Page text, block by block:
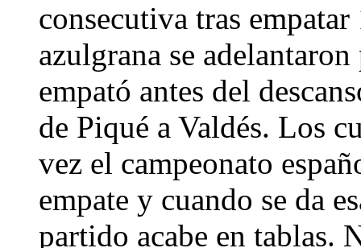
consecutiva tras
azulgrana se
empató antes del
de Piqué a Valdés. Los
vez el campeonato
empate y cuando se da
partido acabe en tablas.